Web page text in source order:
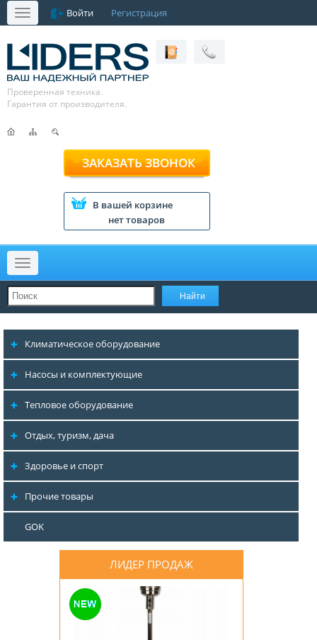
Меню Войти Регистрация
Проверенная техника.
Гарантия от производителя.
ЗАКАЗАТЬ ЗВОНОК
В вашей корзине
нет товаров
Меню
Климатическое оборудование
Насосы и комплектующие
Тепловое оборудование
Отдых, туризм, дача
Здоровье и спорт
Прочие товары
GOK
ЛИДЕР ПРОДАЖ